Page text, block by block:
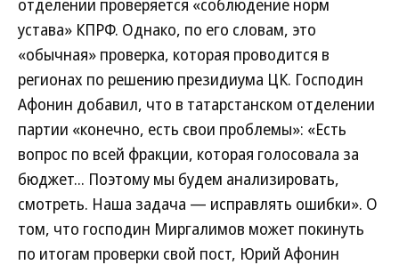
отделении проверяется «соблюдение норм
устава» КПРФ. Однако, по его словам, это
«обычная» проверка, которая проводится в
регионах по решению президиума ЦК. Господин
Афонин добавил, что в татарстанском отделении
партии «конечно, есть свои проблемы»: «Есть
вопрос по всей фракции, которая голосовала за
бюджет... Поэтому мы будем анализировать,
смотреть. Наша задача — исправлять ошибки». О
том, что господин Миргалимов может покинуть
по итогам проверки свой пост, Юрий Афонин